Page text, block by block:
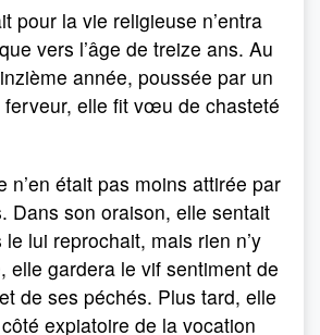
pour la vie religieuse n’entra
vers l’âge de treize ans. Au
année, poussée par un
ferveur, elle fit vœu de chasteté
n’en était pas moins attirée par
Dans son oraison, elle sentait
lui reprochait, mais rien n’y
elle gardera le vif sentiment de
de ses péchés. Plus tard, elle
expiatoire de la vocation